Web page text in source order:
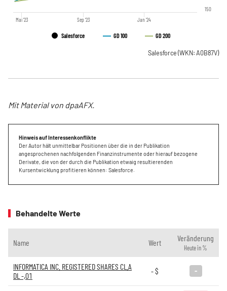
Salesforce GD 100 GD 200
Jan '24
Mai '23 Sep '23
150
Salesforce (WKN: A0B87V)
Mit Material von dpaAFX.
Hinweis auf Interessenkonflikte
Der Autor hält unmittelbar Positionen über die in der Publikation
angesprochenen nachfolgenden Finanzinstrumente oder hierauf bezogene
Derivate, die von der durch die Publikation etwaig resultierenden
Kursentwicklung profitieren können: Salesforce.
Behandelte Werte
Name Wert Veränderung
Heute in %
INFORMATICA INC. REGISTERED SHARES CL.A
DL -,01
-$ -